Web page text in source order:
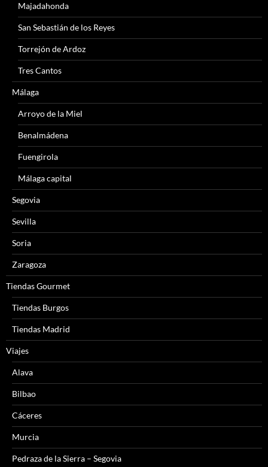
Majadahonda
San Sebastián de los Reyes
Torrejón de Ardoz
Tres Cantos
Málaga
Arroyo de la Miel
Benalmádena
Fuengirola
Málaga capital
Segovia
Sevilla
Soria
Zaragoza
Tiendas Gourmet
Tiendas Burgos
Tiendas Madrid
Viajes
Alava
Bilbao
Cáceres
Murcia
Pedraza de la Sierra – Segovia